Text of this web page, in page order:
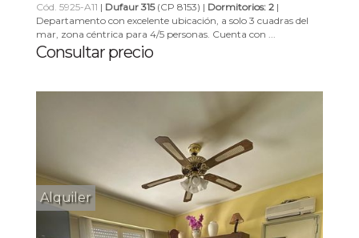
Cód. 5925-A11 | Dufaur 315(CP 8153) | Dormitorios: 2 |
Departamento con excelente ubicación, a solo 3 cuadras del
mar, zona céntrica para 4/5 personas. Cuenta con ...
Consultar precio
Alquiler